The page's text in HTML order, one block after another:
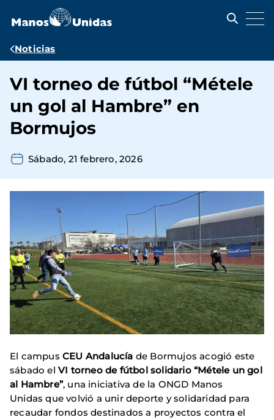
contenido
Ruta
navegación
Noticias
VI torneo de fútbol “Métele
un gol al Hambre” en
Bormujos
Sábado, 21 febrero, 2026
El campus CEU Andalucía de Bormujos acogió este
sábado el VI torneo de fútbol solidario “Métele un gol
al Hambre”, una iniciativa de la ONGD Manos
Unidas que volvió a unir deporte y solidaridad para
recaudar fondos destinados a proyectos contra el